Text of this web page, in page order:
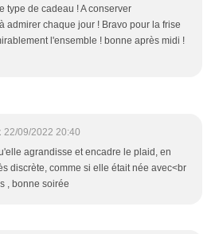
type de cadeau ! A conserver
admirer chaque jour ! Bravo pour la frise
l'ensemble ! bonne après midi !
22/09/2022 20:40
agrandisse et encadre le plaid, en
discrète, comme si elle était née avec<br
, bonne soirée